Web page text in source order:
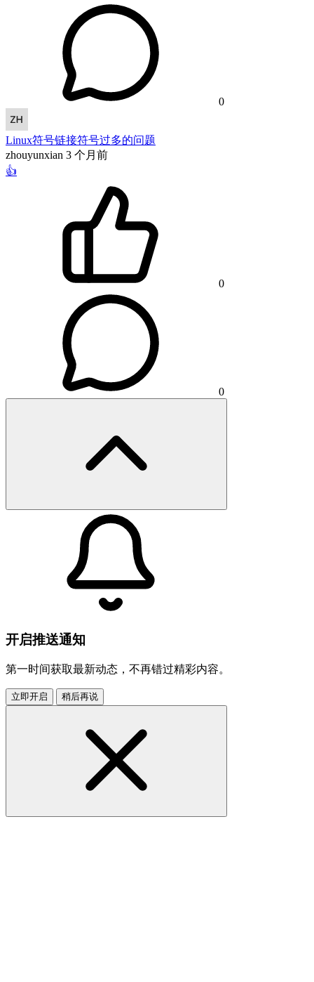
0
Linux符号链接符号过多的问题
zhouyunxian 3 个月前
👍
0
0
开启推送通知
第一时间获取最新动态，不再错过精彩内容。
立即开启 稍后再说